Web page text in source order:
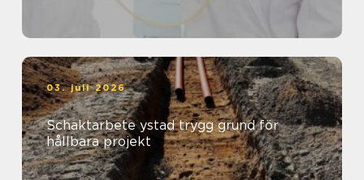
03. juli 2026
Schaktarbete ystad trygg grund för
hållbara projekt